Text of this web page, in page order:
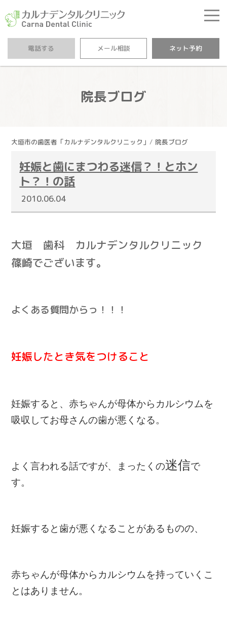
カルナデンタルクリニ
電話する メール相談 ネット予約
院長ブログ
大垣市の歯医者「カルナデンタルクリニック」 院長ブログ
妊娠と歯にまつわる迷信？！とホン
ト？！の話
2010.06.04
大垣 歯科 カルナデンタルクリニック
篠崎でございます。
よくある質問からっ！！！
妊娠したとき気をつけること
妊娠すると、赤ちゃんが母体からカルシウムを
吸収してお母さんの歯が悪くなる。
よく言われる話ですが、まったくの迷信で
す。
妊娠すると歯が悪くなることがあるものの、
赤ちゃんが母体からカルシウムを持ってい くこ
とはありません。